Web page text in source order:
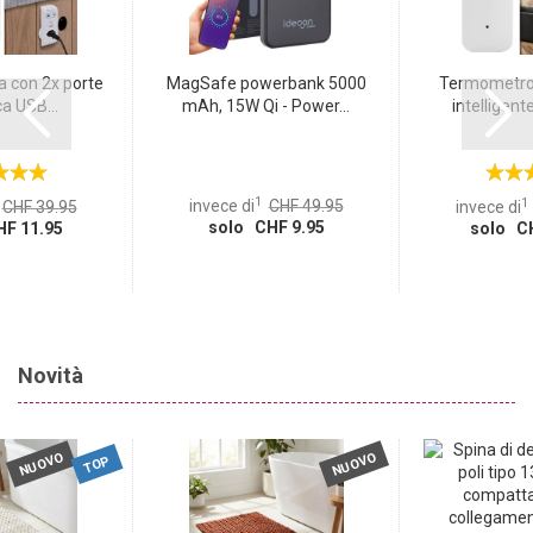
con 2x porte
USB...
CHF 39.95
11.95
MagSafe powerbank 5000
mAh, 15W Qi - Power...
invece di1 CHF 49.95
solo CHF 9.95
invece di1
solo
Novità
NUOVO TOP NUOVO